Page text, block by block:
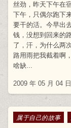
丝劲，昨天下午在
下午，只偶尔跑下
要干的活。今早出
钱，没想到回来的
了，汗，为什么两
路用雨把我截着啊
啥缺...
2009 年 05 月 04 日
Posted in
属于自己的故事